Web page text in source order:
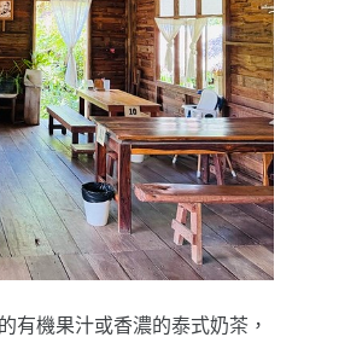
有機果汁或香濃的泰式奶茶，